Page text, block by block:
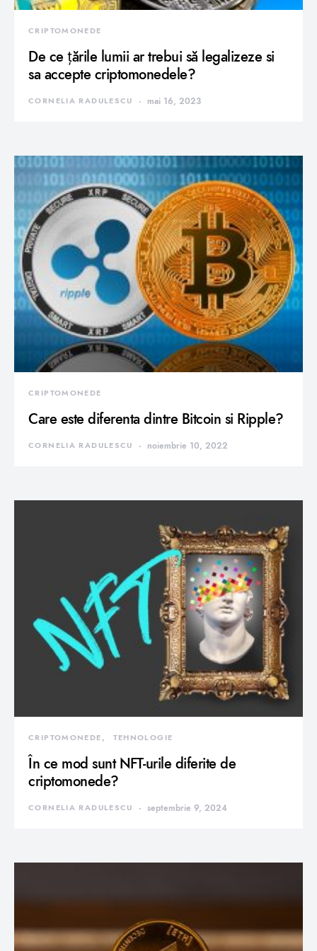
CRIPTOMONEDE
De ce țările lumii ar trebui să legalizeze si
sa accepte criptomonedele?
CORNELIA RADULESCU mai 16, 2023
CRIPTOMONEDE
Care este diferenta dintre Bitcoin si Ripple?
CORNELIA RADULESCU noiembrie 10, 2022
CRIPTOMONEDE TEHNOLOGIE
În ce mod sunt NFT-urile diferite de
criptomonede?
CORNELIA RADULESCU septembrie 9, 2024